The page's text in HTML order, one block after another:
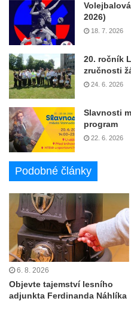
2026)
18. 7. 2026
20. ročník
zručnosti
24. 6. 2026
Slavnosti
program
22. 6. 2026
Podobné články
6. 8. 2026
Objevte tajemství lesního
adjunkta Ferdinanda Náhlíka